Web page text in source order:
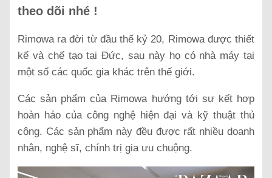
theo dõi nhé !
Rimowa ra đời từ đầu thế kỷ 20, Rimowa được thiết
kế và chế tạo tại Đức, sau này họ có nhà máy tại
một số các quốc gia khác trên thế giới.
Các sản phẩm của Rimowa hướng tới sự kết hợp
hoàn hảo của công nghệ hiện đại và kỹ thuật thủ
công. Các sản phẩm này đều được rất nhiều doanh
nhân, nghệ sĩ, chính trị gia ưu chuộng.